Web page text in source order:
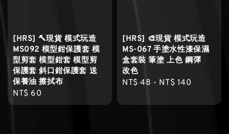
[HRS] 🔨現貨 模式玩造
MS092 模型鉗保護套 模
型剪套 模型鉗套 模型剪
保護套 斜口鉗保護套 送
保養油 擦拭布
Regular
price
NT$ 60
[HRS] 🎨現貨 模式玩造
MS-067 手塗水性漆保濕
盒套裝 筆塗 上色 鋼彈
改色
Regular
NT$ 48 - NT$ 140